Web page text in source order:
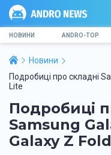
НОВИНИ ANDRO-TOP
Новини
Подробиці про складні
Lite
Подробиці
Samsung
Galaxy Z